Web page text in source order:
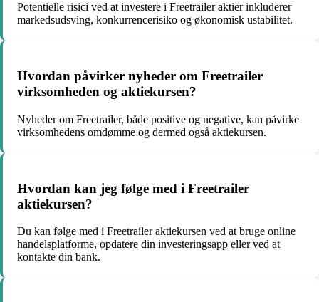
Potentielle risici ved at investere i Freetrailer aktier inkluderer
markedsudsving, konkurrencerisiko og økonomisk ustabilitet.
Hvordan påvirker nyheder om Freetrailer
virksomheden og aktiekursen?
Nyheder om Freetrailer, både positive og negative, kan påvirke
virksomhedens omdømme og dermed også aktiekursen.
Hvordan kan jeg følge med i Freetrailer
aktiekursen?
Du kan følge med i Freetrailer aktiekursen ved at bruge online
handelsplatforme, opdatere din investeringsapp eller ved at
kontakte din bank.